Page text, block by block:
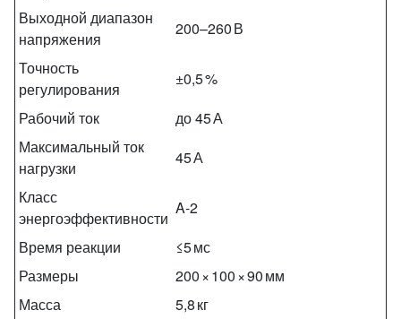
Выходной диапазон
напряжения
200–260 В
Точность
регулирования
±0,5 %
Рабочий ток
до 45 А
Максимальный ток
нагрузки
45 А
Класс
энергоэффективности
A‑2
Время реакции
≤5 мс
Размеры
200 × 100 × 90 мм
Масса
5,8 кг